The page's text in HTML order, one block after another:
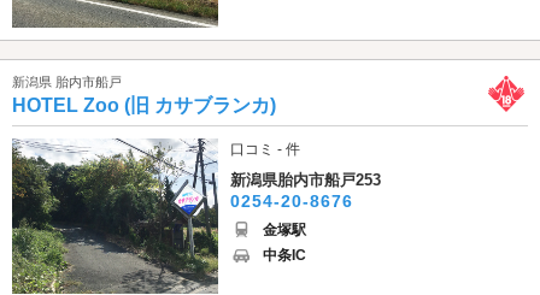
新潟県 胎内市船戸
HOTEL Zoo (旧 カサブランカ)
口コミ - 件
新潟県胎内市船戸253
0254-20-8676
金塚駅
中条IC